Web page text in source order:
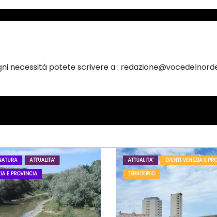
necessità potete scrivere a :
ATTUALITA'
E PROVINCIA
ATTUALITA'
EVENTI VENEZIA E
TERRITORIO